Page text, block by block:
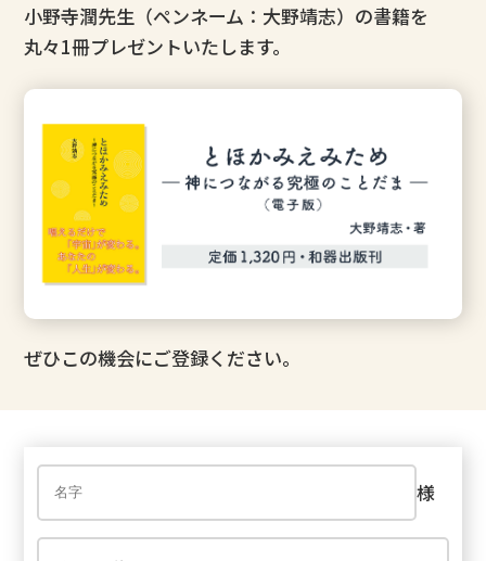
小野寺潤先生（ペンネーム：大野靖志）の書籍を
丸々1冊プレゼントいたします。
ぜひこの機会にご登録ください。
様